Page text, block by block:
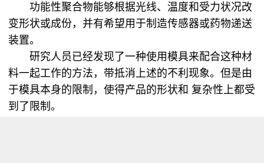
功能性聚合物能够根据光线、温度和受力状况改
变形状或成份，并有希望用于制造传感器或药物递送
装置。
研究人员已经发现了一种使用模具来配合这种材
料一起工作的方法，带抵消上述的不利现象。但是由
于模具本身的限制，使得产品的形状和 复杂性上都受
到了限制。